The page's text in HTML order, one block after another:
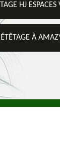
HJ
À